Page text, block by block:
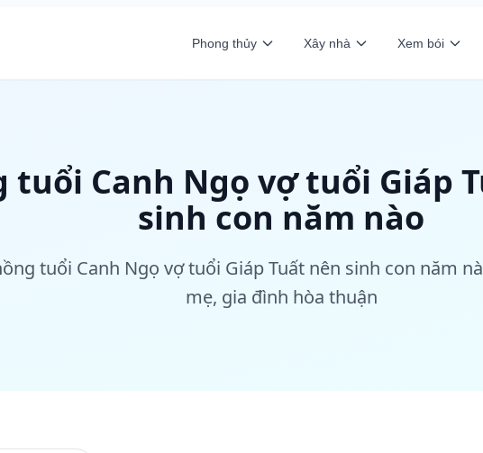
Phong thủy Xây nhà Xem bói
tuổi Canh Ngọ vợ tuổi Giáp
sinh con năm nào
tuổi Canh Ngọ vợ tuổi Giáp Tuất nên sinh con năm
mẹ, gia đình hòa thuận